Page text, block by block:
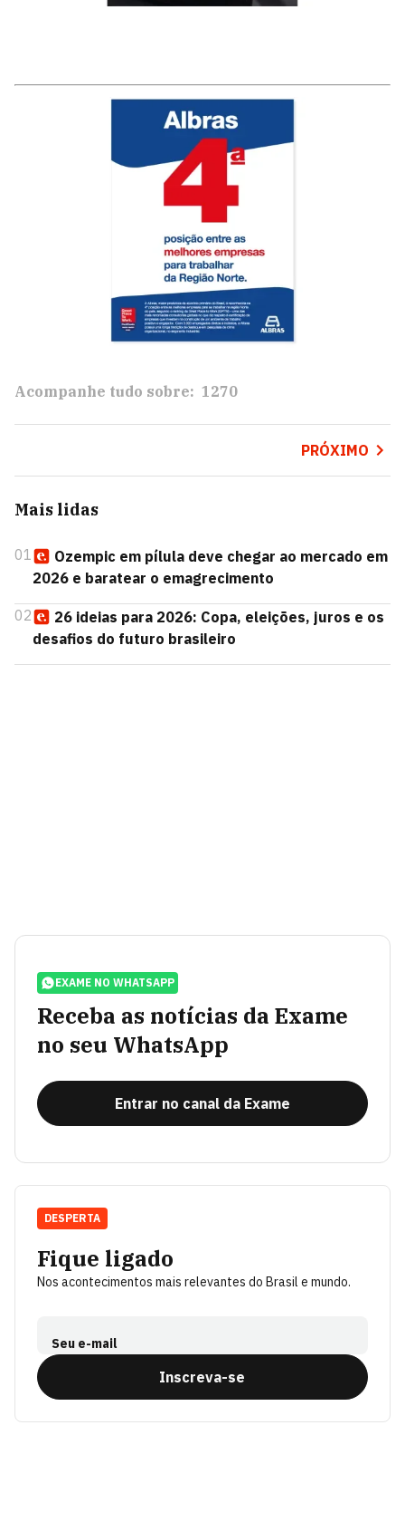
Acompanhe tudo sobre: 1270
PRÓXIMO
Mais lidas
01
Ozempic em pílula deve chegar ao mercado em
2026 e baratear o emagrecimento
02
26 ideias para 2026: Copa, eleições, juros e os
desafios do futuro brasileiro
EXAME NO WHATSAPP
Receba as notícias da Exame
no seu WhatsApp
Entrar no canal da Exame
Fique ligado
Nos acontecimentos mais relevantes do Brasil e mundo.
Seu e-mail
Inscreva-se
DESPERTA